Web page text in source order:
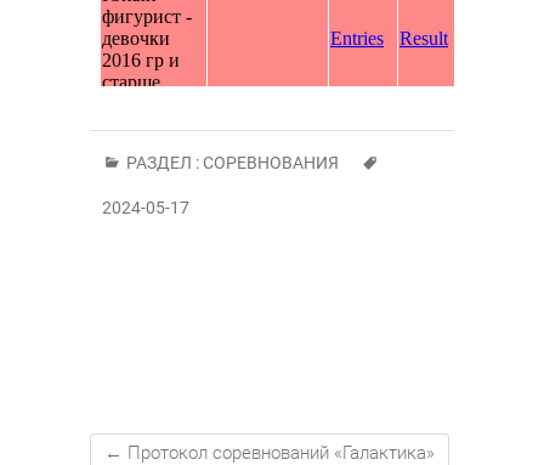
РАЗДЕЛ :СОРЕВНОВАНИЯ
2024-05-17
← Протокол соревнований «Галактика»